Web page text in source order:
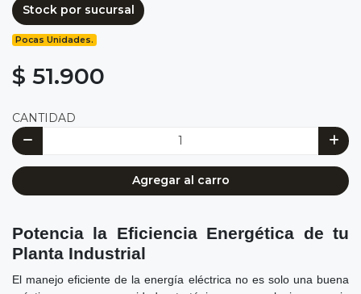
Stock por sucursal
Pocas Unidades.
$ 51.900
CANTIDAD
Agregar al carro
Potencia la Eficiencia Energética de tu
Planta Industrial
El manejo eficiente de la energía eléctrica no es solo una buena